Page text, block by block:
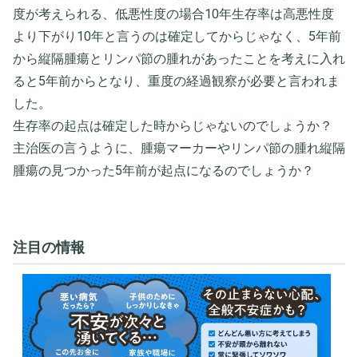
度が考えられる、低悪性度の場合10年生存率は高悪性度
より下がり10年と言うのは確定してからじゃなく、5年前
から縦隔腫瘍とリンパ節の腫れがあったことを考えに入れ
ると5年前からとなり、重度の経過観察が必要と言われま
した。
生存率の起点は確定した時からじゃないのでしょうか？
主治医の言うように、腫瘍マーカーやリンパ節の腫れ縦隔
腫瘍の見つかった5年前が起点になるのでしょうか？
注目の情報